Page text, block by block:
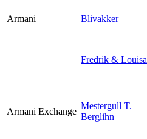
Armani Blivakker
Fredrik & Louisa
Armani Exchange
Mestergull T.
Berglihn